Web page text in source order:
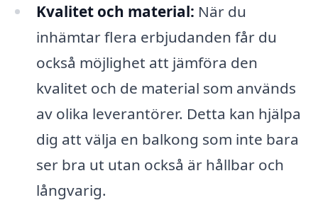
Kvalitet och material: När du
inhämtar flera erbjudanden får du
också möjlighet att jämföra den
kvalitet och de material som används
av olika leverantörer. Detta kan hjälpa
dig att välja en balkong som inte bara
ser bra ut utan också är hållbar och
långvarig.